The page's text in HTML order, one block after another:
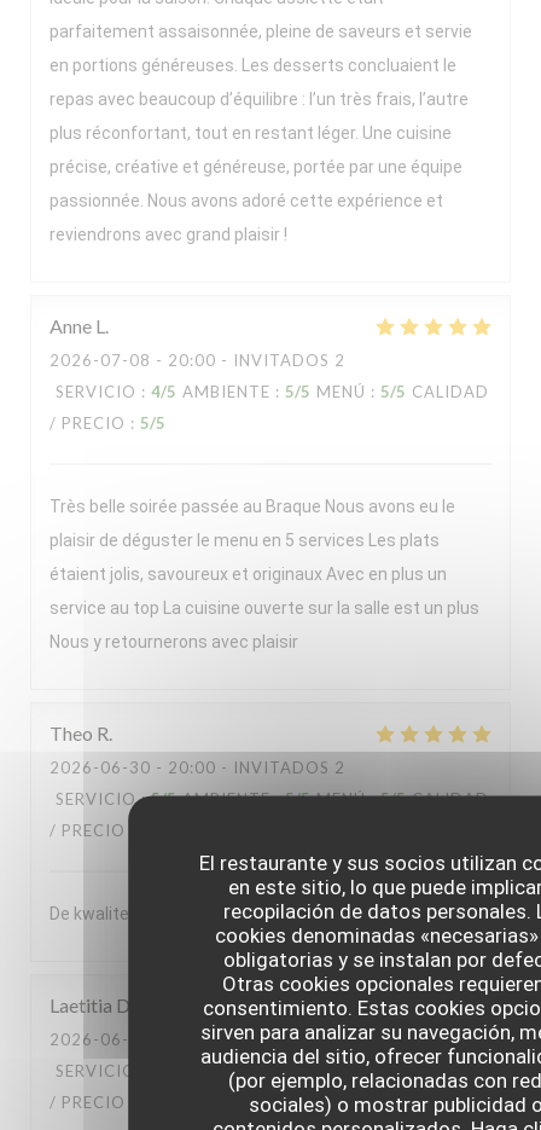
El restaurante y sus socios utilizan
en este sitio, lo que puede
recopilación de datos personales.
cookies denominadas
obligatorias y se instalan por
Otras cookies opcionales
consentimiento. Estas cookies
sirven para analizar su navegación,
audiencia del sitio, ofrecer
(por ejemplo, relacionadas con
sociales) o mostrar publicidad
parfaitement assaisonnée, pleine de saveurs et servie
en portions généreuses. Les desserts concluaient le
repas avec beaucoup d’équilibre : l’un très frais, l’autre
plus réconfortant, tout en restant léger. Une cuisine
précise, créative et généreuse, portée par une équipe
passionnée. Nous avons adoré cette expérience et
reviendrons avec grand plaisir !
Anne L
2026-07-08 - 20:00 - INVITADOS 2
SERVICIO : 4/5 AMBIENTE : 5/5 MENÚ : 5/5 CALIDAD
/ PRECIO : 5/5
Très belle soirée passée au Braque Nous avons eu le
plaisir de déguster le menu en 5 services Les plats
étaient jolis, savoureux et originaux Avec en plus un
service au top La cuisine ouverte sur la salle est un plus
Nous y retournerons avec plaisir
Theo R
2026-06-30 - 20:00 - INVITADOS 2
SERVICIO: 5/5 AMBIENTE: 5/5 MENÚ: 5/5 CALIDAD
/ PRECIO
De kwaliteit van het souper was enorm
Laetitia D
2026-06-30
- 13:00 - INVITADOS 2
SERVICIO
AMBIENTE MENÚ : /5
CALIDAD
/ PRECIO